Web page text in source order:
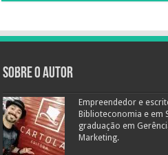
Sobre o autor
Empreendedor e
Biblioteconomia e em
graduação em
Marketing.